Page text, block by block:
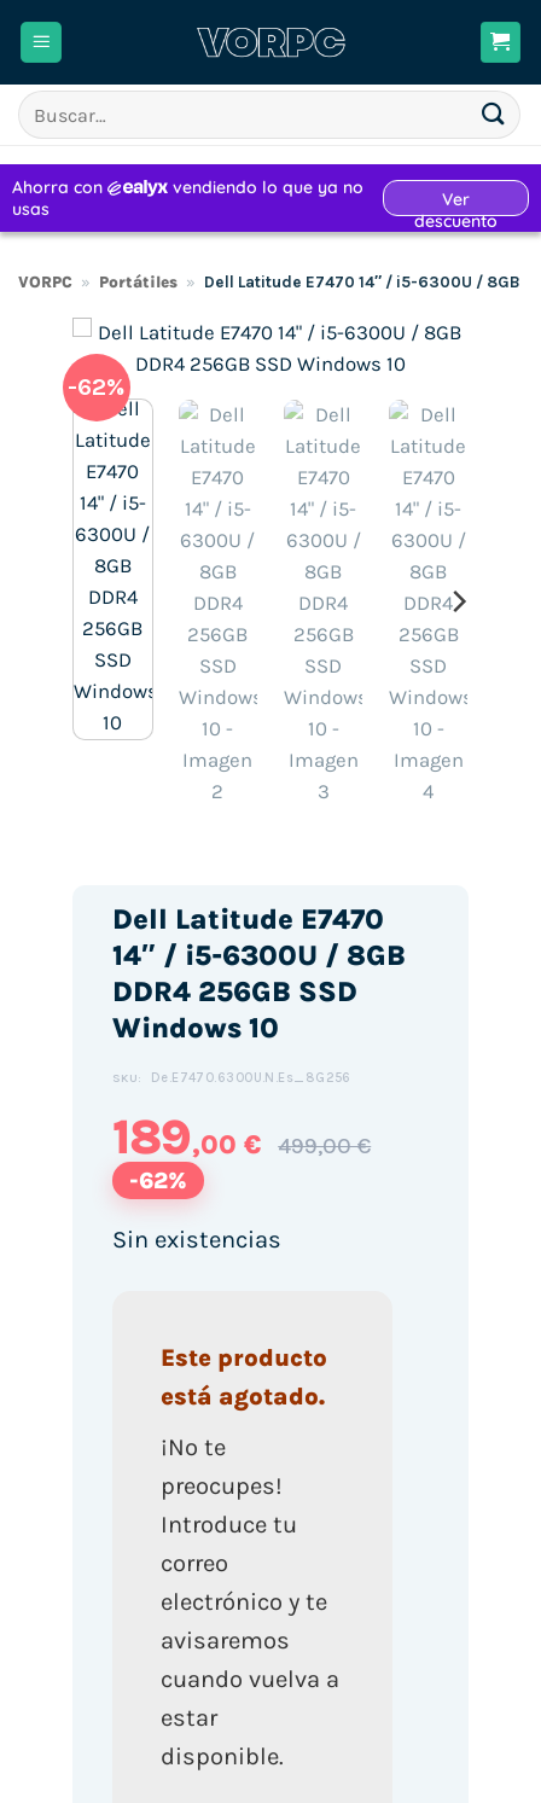
Buscar
por:
VORPC » Portátiles » Dell Latitude E7470 14″ / i5-6300U / 8GB
-62%
Dell Latitude E7470
14″ / i5-6300U / 8GB
DDR4 256GB SSD
Windows 10
SKU: De.E7470.6300U.N.Es_8G256
189,00 € 499,00 €
-62%
Sin existencias
Este producto
está agotado.
¡No te
preocupes!
Introduce tu
correo
electrónico y te
avisaremos
cuando vuelva a
estar
disponible.